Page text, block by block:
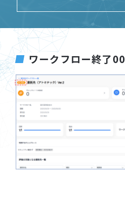
ワークフロー終了00